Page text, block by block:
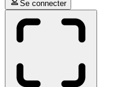
Se connecter